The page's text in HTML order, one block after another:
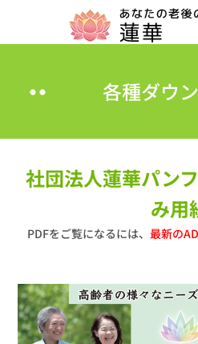
各種ダウ
社団法人蓮華パン
み用
PDFをご覧になるには、 最新の